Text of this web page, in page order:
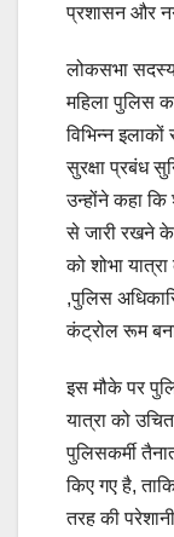
प्रशासन और
लोकसभा
महिला पुलिस
विभिन्न
सुरक्षा प्रबंध
उन्होंने कहा कि
से जारी रखने के
को शोभा
,पुलिस
कंट्रोल रूम
इस मौके पर
यात्रा को
पुलिसकर्मी
किए गए है,
तरह की